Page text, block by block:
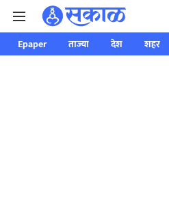
Epaper ताज्या देश शहर